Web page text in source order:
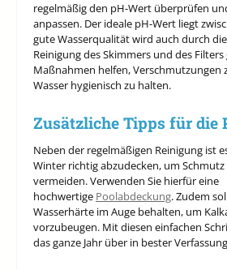
regelmäßig den pH-Wert überprüfen
anpassen. Der ideale pH-Wert liegt
gute Wasserqualität wird auch durch
Reinigung des Skimmers und des
Maßnahmen helfen, Verschmutzungen
Wasser hygienisch zu halten.
Zusätzliche Tipps für die
Neben der regelmäßigen Reinigung ist
Winter richtig abzudecken, um
vermeiden. Verwenden Sie hierfür eine
hochwertige Poolabdeckung. Zudem
Wasserhärte im Auge behalten, um
vorzubeugen. Mit diesen einfachen
das ganze Jahr über in bester